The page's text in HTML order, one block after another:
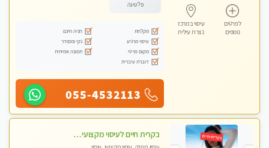
לפרטים
נוספים
עיסוי במרכז
נצרת עילית
פלטינה
מקלחת
חניה חינם
עיסוי מרגיע
נקי ומסודר
מקום פרטי
תמונה אמיתית
דוברת עיברית
055-4532113
בקרית חיים לעיסוי מקצועי ואיכותי מומלץ